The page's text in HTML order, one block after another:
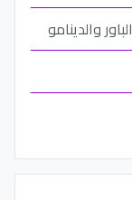
والدينامو